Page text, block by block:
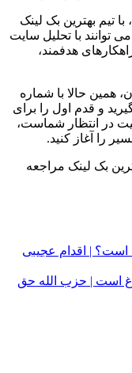
تیم بهترین بک لینک
توانند با تحلیل سایت
هدفمند،
همین حالا با شماره
بگیرید و قدم اول را برای
در انتظار شماست،
را آغاز کنید.
بک لینک مراجعه
| اقدام عجیبی
است | حزب الله حق